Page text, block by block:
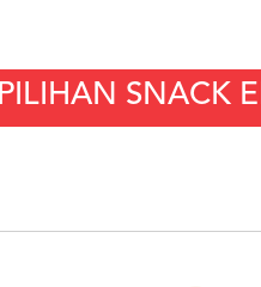
PILIHAN SNACK